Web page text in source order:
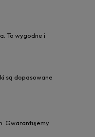
To wygodne i
są dopasowane
Gwarantujemy